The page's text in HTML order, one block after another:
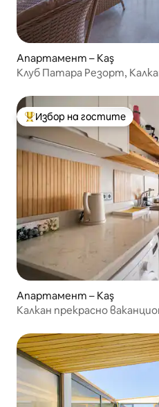
Апартамент – Kaş
Клуб Патара Резорт,
Най-популярен избор на
Избор на гостите
Апартамент – Kaş
Калкан прекрасно